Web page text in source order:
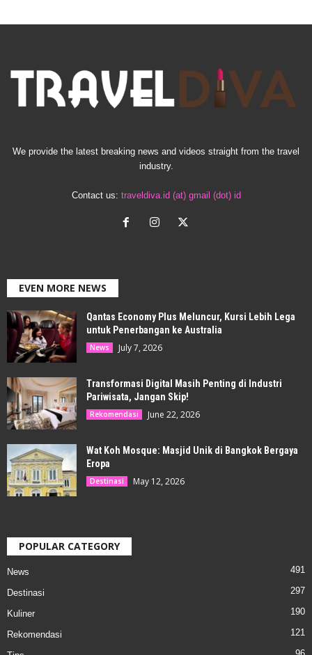
We provide the latest breaking news and videos straight from the travel
industry.
Contact us: traveldiva.id (at) gmail (dot) id
EVEN MORE NEWS
Qantas Economy Plus Meluncur, Kursi Lebih Lega
untuk Penerbangan ke Australia
News July 7, 2026
Transformasi Digital Masih Penting di Industri
Pariwisata, Jangan Skip!
Rekomendasi June 22, 2026
Wat Koh Mosque: Masjid Unik di Bangkok Bergaya
Eropa
Destinasi May 12, 2026
POPULAR CATEGORY
News 491
Destinasi 297
Kuliner 190
Rekomendasi 121